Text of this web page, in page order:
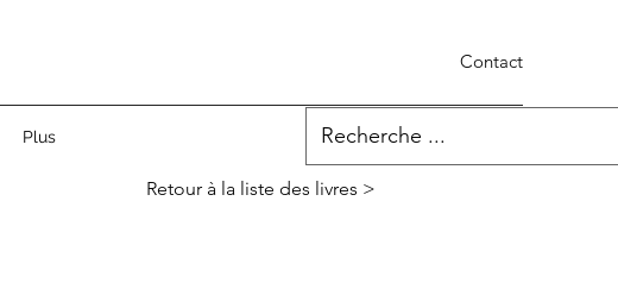
Contact
Plus
Retour à la liste des livres >